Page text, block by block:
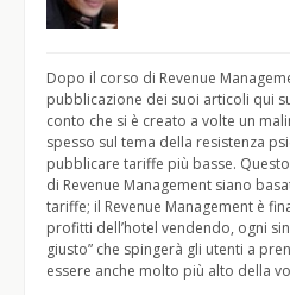
Dopo il corso di Revenue
pubblicazione dei suoi articoli qui
conto che si è creato a volte un
spesso sul tema della resistenza
pubblicare tariffe più basse.
di Revenue Management siano
tariffe; il Revenue Management è
profitti dell’hotel vendendo, ogni
giusto” che spingerà gli utenti a
essere anche molto più alto della